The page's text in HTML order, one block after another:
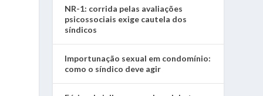
NR-1: corrida pelas avaliações
psicossociais exige cautela dos
síndicos
Importunação sexual em condomínio:
como o síndico deve agir